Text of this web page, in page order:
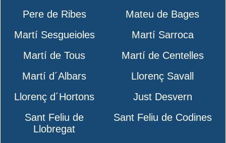
Pere de Ribes
Mateu de Bages
Martí Sesgueioles
Martí Sarroca
Martí de Tous
Martí de Centelles
Martí d´Albars
Llorenç Savall
Llorenç d´Hortons
Just Desvern
Sant Feliu de
Llobregat
Sant Feliu de Codines